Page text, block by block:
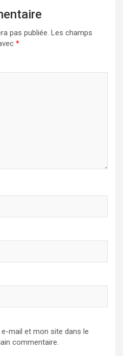
pas publiée. Les champs
*
mail et mon site dans le
commentaire.